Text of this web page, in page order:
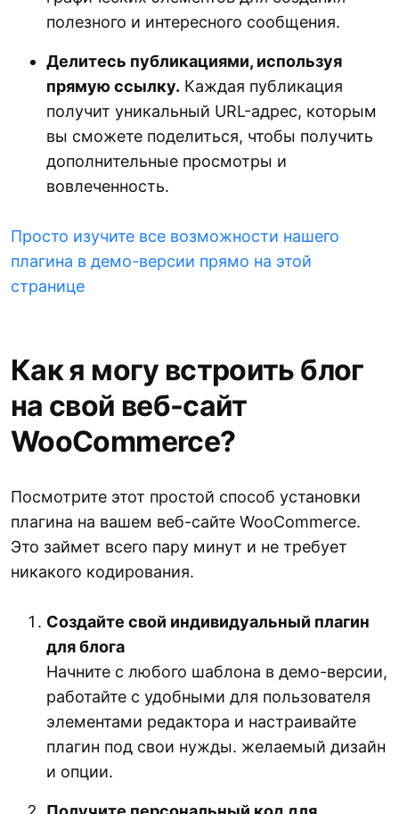
полезного и интересного сообщения.
Делитесь публикациями, используя
прямую ссылку. Каждая публикация
получит уникальный URL-адрес, которым
вы сможете поделиться, чтобы получить
дополнительные просмотры и
вовлеченность.
Просто изучите все возможности нашего
плагина в демо-версии прямо на этой
странице
Как я могу встроить блог
на свой веб-сайт
WooCommerce?
Посмотрите этот простой способ установки
плагина на вашем веб-сайте WooCommerce.
Это займет всего пару минут и не требует
никакого кодирования.
Создайте свой индивидуальный плагин
для блога
Начните с любого шаблона в демо-версии,
работайте с удобными для пользователя
элементами редактора и настраивайте
плагин под свои нужды. желаемый дизайн
и опции.